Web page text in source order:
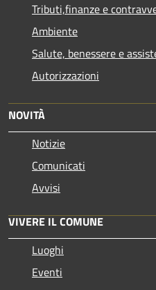
Tributi,finanze e
Ambiente
Salute, benessere e
Autorizzazioni
NOVITÀ
Notizie
Comunicati
Avvisi
VIVERE IL COMUNE
Luoghi
Eventi